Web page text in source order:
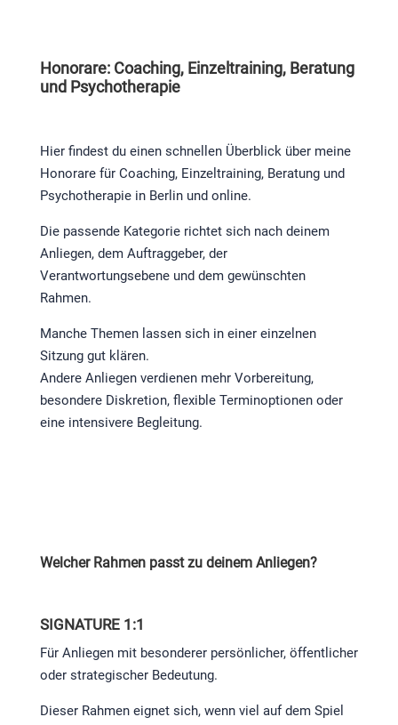
Honorare: Coaching, Einzeltraining, Beratung
und Psychotherapie
Hier findest du einen schnellen Überblick über meine
Honorare für Coaching, Einzeltraining, Beratung und
Psychotherapie in Berlin und online.
Die passende Kategorie richtet sich nach deinem
Anliegen, dem Auftraggeber, der
Verantwortungsebene und dem gewünschten
Rahmen.
Manche Themen lassen sich in einer einzelnen
Sitzung gut klären.
Andere Anliegen verdienen mehr Vorbereitung,
besondere Diskretion, flexible Terminoptionen oder
eine intensivere Begleitung.
Welcher Rahmen passt zu deinem Anliegen?
SIGNATURE 1:1
Für Anliegen mit besonderer persönlicher, öffentlicher
oder strategischer Bedeutung.
Dieser Rahmen eignet sich, wenn viel auf dem Spiel